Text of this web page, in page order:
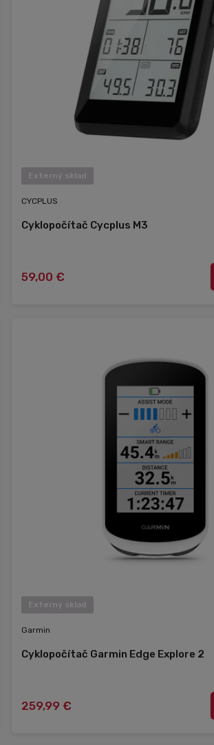
Externý sklad
CYCPLUS
Cyklopočítač Cycplus M3
59,00 €
Externý sklad
Garmin
Cyklopočítač Garmin Edge Explore 2
259,99 €